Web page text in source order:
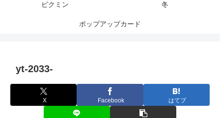
ピクミン 冬
ポップアップカード
yt-2033-
X Facebook はてブ